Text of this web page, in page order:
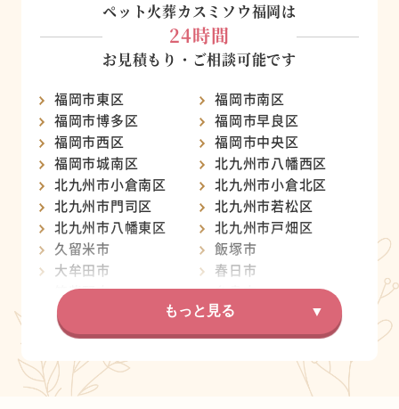
ペット火葬カスミソウ福岡は
24時間
お見積もり・ご相談可能です
福岡市東区
福岡市南区
福岡市博多区
福岡市早良区
福岡市西区
福岡市中央区
福岡市城南区
北九州市八幡西区
北九州市小倉南区
北九州市小倉北区
北九州市門司区
北九州市若松区
北九州市八幡東区
北九州市戸畑区
久留米市
飯塚市
大牟田市
春日市
筑紫野市
糸島市
宗像市
大野城市
柳川市
太宰府市
小郡市
直方市
もっと見る